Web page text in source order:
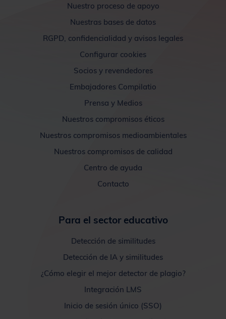
Nuestro proceso de apoyo
Nuestras bases de datos
RGPD, confidencialidad y avisos legales
Configurar cookies
Socios y revendedores
Embajadores Compilatio
Prensa y Medios
Nuestros compromisos éticos
Nuestros compromisos medioambientales
Nuestros compromisos de calidad
Centro de ayuda
Contacto
Para el sector educativo
Detección de similitudes
Detección de IA y similitudes
¿Cómo elegir el mejor detector de plagio?
Integración LMS
Inicio de sesión único (SSO)